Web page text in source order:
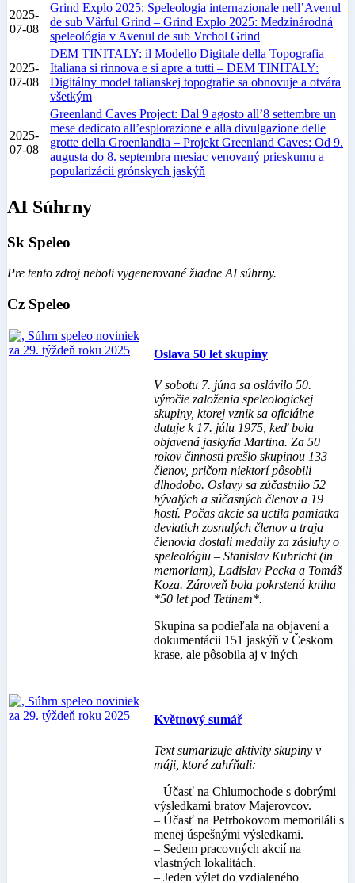
2025-
07-08
Grind Explo 2025: Speleologia internazionale nell’Avenul
de sub Vârful Grind – Grind Explo 2025: Medzinárodná
speleológia v Avenul de sub Vrchol Grind
2025-
07-08
DEM TINITALY: il Modello Digitale della Topografia
Italiana si rinnova e si apre a tutti – DEM TINITALY:
Digitálny model talianskej topografie sa obnovuje a otvára
všetkým
2025-
07-08
Greenland Caves Project: Dal 9 agosto all’8 settembre un
mese dedicato all’esplorazione e alla divulgazione delle
grotte della Groenlandia – Projekt Greenland Caves: Od 9.
augusta do 8. septembra mesiac venovaný prieskumu a
popularizácii grónskych jaskýň
AI Súhrny
Sk Speleo
Pre tento zdroj neboli vygenerované žiadne AI súhrny.
Cz Speleo
Oslava 50 let skupiny
V sobotu 7. júna sa oslávilo 50.
výročie založenia speleologickej
skupiny, ktorej vznik sa oficiálne
datuje k 17. júlu 1975, keď bola
objavená jaskyňa Martina. Za 50
rokov činnosti prešlo skupinou 133
členov, pričom niektorí pôsobili
dlhodobo. Oslavy sa zúčastnilo 52
bývalých a súčasných členov a 19
hostí. Počas akcie sa uctila pamiatka
deviatich zosnulých členov a traja
členovia dostali medaily za zásluhy o
speleológiu – Stanislav Kubricht (in
memoriam), Ladislav Pecka a Tomáš
Koza. Zároveň bola pokrstená kniha
*50 let pod Tetínem*.
Skupina sa podieľala na objavení a
dokumentácii 151 jaskýň v Českom
krase, ale pôsobila aj v iných
Květnový sumář
Text sumarizuje aktivity skupiny v
máji, ktoré zahŕňali:
– Účasť na Chlumochode s dobrými
výsledkami bratov Majerovcov.
– Účasť na Petrbokovom memoriláli s
menej úspešnými výsledkami.
– Sedem pracovných akcií na
vlastných lokalitách.
– Jeden výlet do vzdialeného